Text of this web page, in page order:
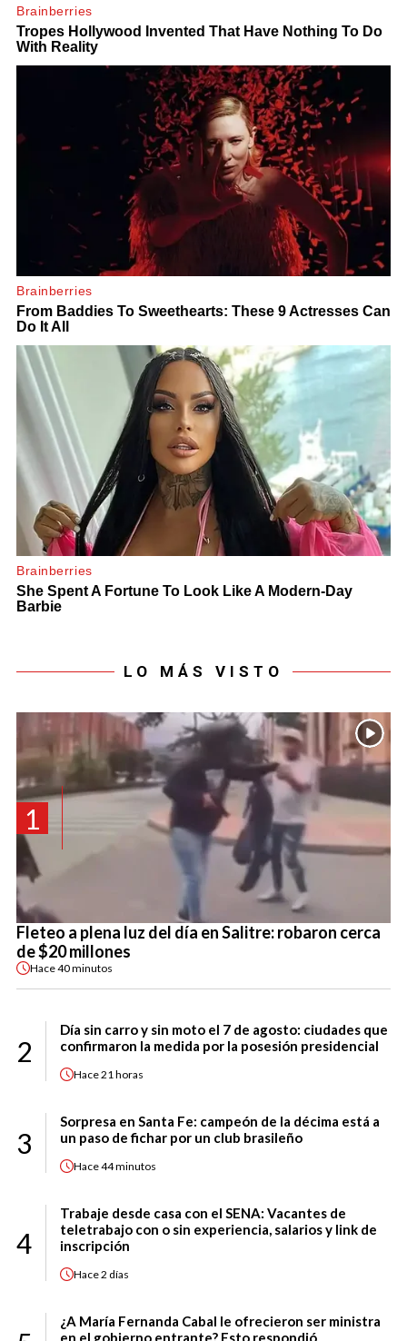
LO MÁS VISTO
1
Fleteo a plena luz del día en Salitre: robaron cerca
de $20 millones
Hace40 minutos
2
Día sin carro y sin moto el 7 de agosto: ciudades que
confirmaron la medida por la posesión presidencial
Hace21 horas
3
Sorpresa en Santa Fe: campeón de la décima está a
un paso de fichar por un club brasileño
Hace44 minutos
4
Trabaje desde casa con el SENA: Vacantes de
teletrabajo con o sin experiencia, salarios y link de
inscripción
Hace2 días
¿A María Fernanda Cabal le ofrecieron ser ministra
en el gobierno entrante? Esto respondió